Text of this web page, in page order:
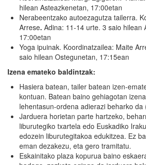
hilean Asteazkenetan, 17:00etan
Nerabeentzako autoezagutza tailerra.
Arrese. Adina: 11-14 urte. 3 saio hilean
17:00etan
Yoga ipuinak. Koordinatzailea: Maite
saio hilean Ostegunetan, 17:15ean
Izena emateko baldintzak:
Hasiera batean, tailer batean izen-
kontuan. Batean baino gehiagotan
lehentasun-ordena adierazi beharko da
Jarduera horietan parte hartzeko,
liburutegiko txartela edo Euskadiko
edozein liburutegitakoa edukitzea. Ez
eman dezakezu, eta gero tramitatu.
Eskainitako plaza kopurua baino